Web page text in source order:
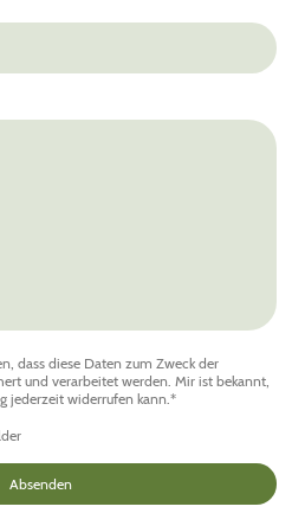
dass diese Daten zum Zweck der
und verarbeitet werden. Mir ist bekannt,
jederzeit widerrufen kann.*
Absenden